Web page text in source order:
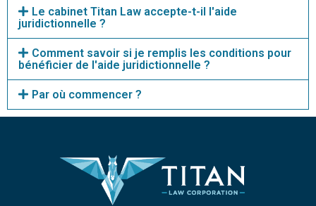
Le cabinet Titan Law accepte-t-il l'aide
juridictionnelle ?
Comment savoir si je remplis les conditions pour
bénéficier de l'aide juridictionnelle ?
Par où commencer ?